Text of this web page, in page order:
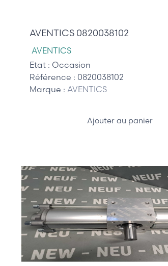
AVENTICS 0820038102
AVENTICS
Etat : Occasion
Référence : 0820038102
Marque : AVENTICS
Ajouter au panier